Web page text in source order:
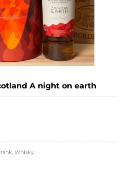
A night on earth
, Whisky